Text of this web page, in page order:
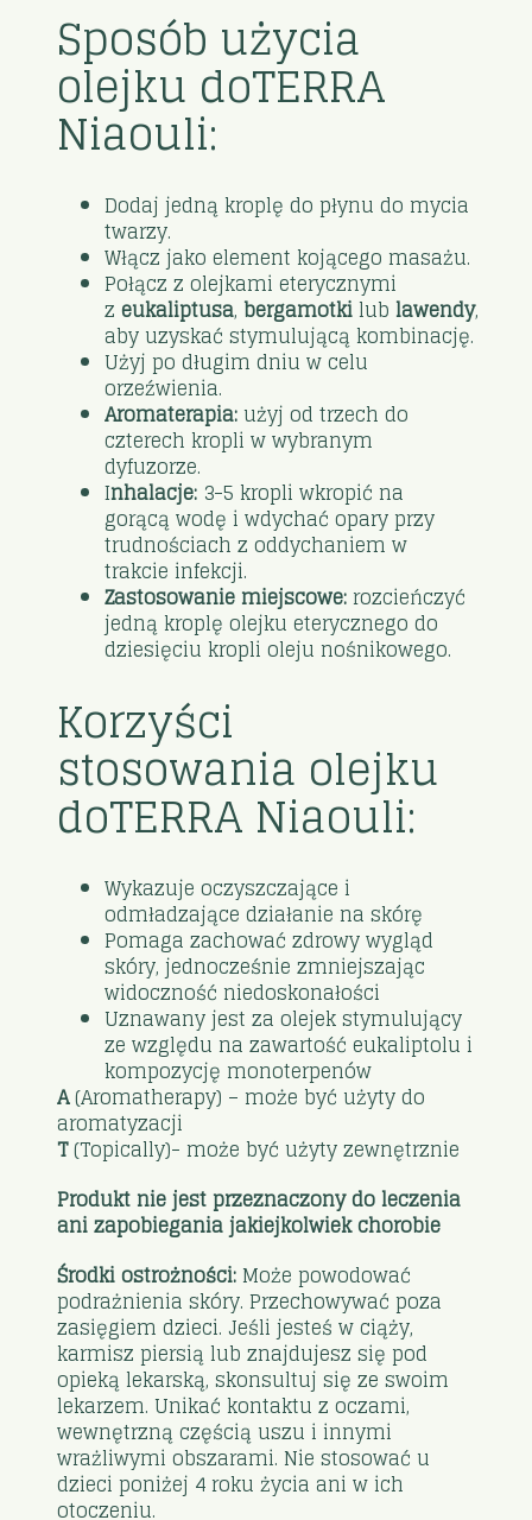
Sposób użycia
olejku doTERRA
Niaouli:
Dodaj jedną kroplę do płynu do mycia
twarzy.
Włącz jako element kojącego masażu.
Połącz z olejkami eterycznymi
zeukaliptusa, bergamotkilublawendy,
aby uzyskać stymulującą kombinację.
Użyj po długim dniu w celu
orzeźwienia.
Aromaterapia:użyj od trzech do
czterech kropli w wybranym
dyfuzorze.
Inhalacje: 3-5 kropli wkropić na
gorącą wodę i wdychać opary przy
trudnościach z oddychaniem w
trakcie infekcji.
Zastosowanie miejscowe: rozcieńczyć
jedną kroplę olejku eterycznego do
dziesięciu kropli oleju nośnikowego.
Korzyści
stosowania olejku
doTERRA Niaouli:
Wykazuje oczyszczające i
odmładzające działanie na skórę
Pomaga zachować zdrowy wygląd
skóry, jednocześnie zmniejszając
widoczność niedoskonałości
Uznawany jest za olejek stymulujący
ze względu na zawartość eukaliptolu i
kompozycję monoterpenów
A(Aromatherapy) – może być użyty do
aromatyzacji
T(Topically)- może być użyty zewnętrznie
Produkt nie jest przeznaczony do leczenia
ani zapobiegania jakiejkolwiek chorobie
Środki ostrożności: Może powodować
podrażnienia skóry. Przechowywać poza
zasięgiem dzieci. Jeśli jesteś w ciąży,
karmisz piersią lub znajdujesz się pod
opieką lekarską, skonsultuj się ze swoim
lekarzem. Unikać kontaktu z oczami,
wewnętrzną częścią uszu i innymi
wrażliwymi obszarami. Nie stosować u
dzieci poniżej 4 roku życia ani w ich
otoczeniu.